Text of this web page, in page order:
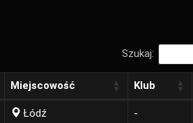
Szukaj:
Miejscowość Klub
Łódź -